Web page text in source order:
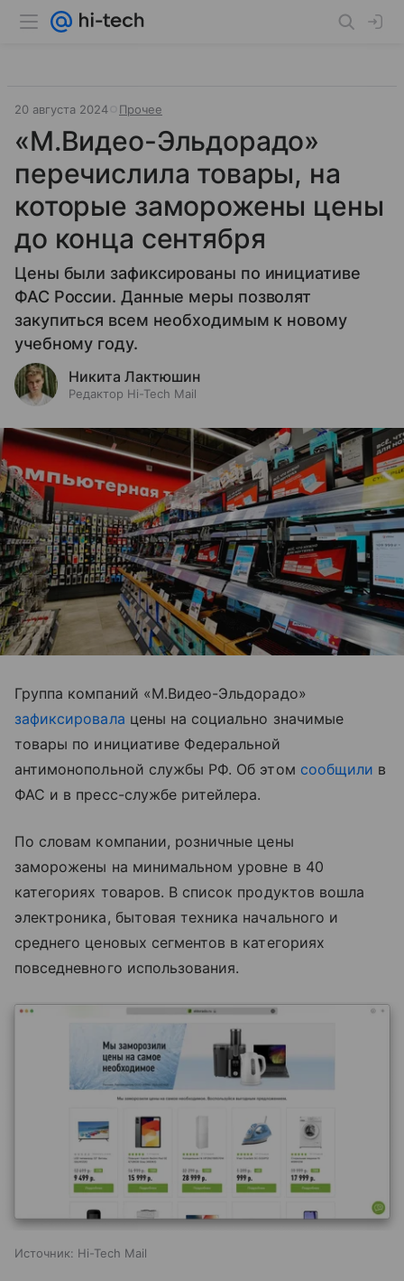
20 августа 2024 Прочее
«М.Видео-Эльдорадо»
перечислила товары, на
которые заморожены цены
до конца сентября
Цены были зафиксированы по инициативе
ФАС России. Данные меры позволят
закупиться всем необходимым к новому
учебному году.
Никита Лактюшин
Редактор Hi-Tech Mail
Группа компаний «М.Видео-Эльдорадо»
зафиксировала цены на социально значимые
товары по инициативе Федеральной
антимонопольной службы РФ. Об этом сообщили в
ФАС и в пресс-службе ритейлера.
По словам компании, розничные цены
заморожены на минимальном уровне в 40
категориях товаров. В список продуктов вошла
электроника, бытовая техника начального и
среднего ценовых сегментов в категориях
повседневного использования.
Источник: Hi-Tech Mail